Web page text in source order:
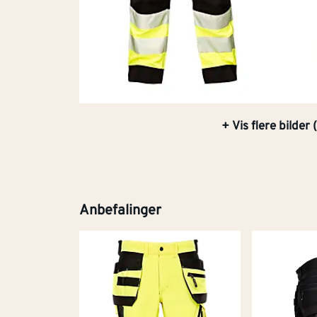
+ Vis flere bilder
Anbefalinger